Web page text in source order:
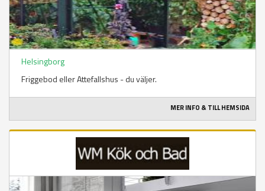
Helsingborg
Friggebod eller Attefallshus - du väljer.
MER INFO & TILL HEMSIDA